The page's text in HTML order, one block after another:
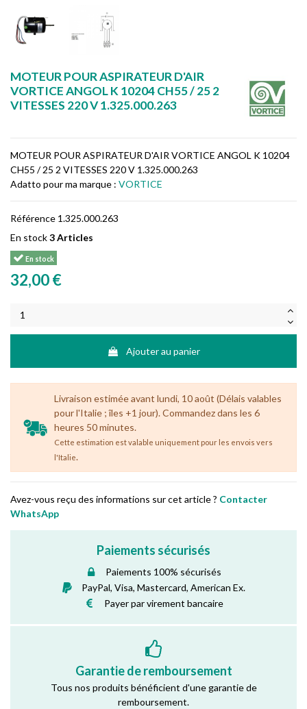
MOTEUR POUR ASPIRATEUR D'AIR
VORTICE ANGOL K 10204 CH55 / 25 2
VITESSES 220 V 1.325.000.263
MOTEUR POUR ASPIRATEUR D'AIR VORTICE ANGOL K 10204
CH55 / 25 2 VITESSES 220 V 1.325.000.263
Adatto pour ma marque : VORTICE
Référence 1.325.000.263
En stock3 Articles
En stock
32,00 €
Ajouter au panier
Livraison estimée avant lundi, 10 août (Délais valables
pour l'Italie ; îles +1 jour). Commandez dans les 6
heures 50 minutes.
Cette estimation est valable uniquement pour les envois vers
l'Italie.
Avez-vous reçu des informations sur cet article ? Contacter
WhatsApp
Paiements sécurisés
Paiements 100% sécurisés
PayPal, Visa, Mastercard, American Ex.
Payer par virement bancaire
Garantie de remboursement
Tous nos produits bénéficient d'une garantie de
remboursement.